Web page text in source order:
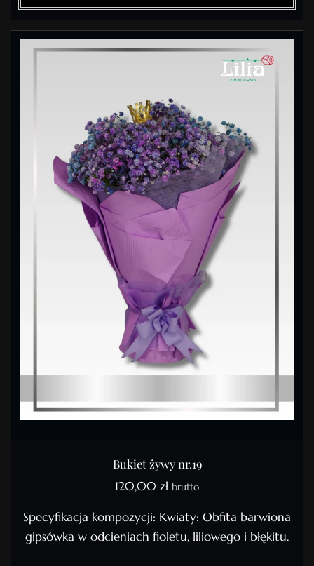
Bukiet żywy nr.19
120,00 zł brutto
Specyfikacja kompozycji: Kwiaty: Obfita barwiona
gipsówka w odcieniach fioletu, liliowego i błękitu.